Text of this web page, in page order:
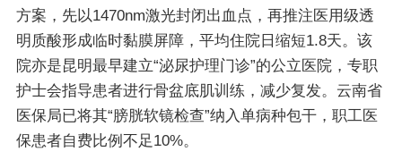
方案，先以1470nm激光封闭出血点，再推注医用级透
明质酸形成临时黏膜屏障，平均住院日缩短1.8天。该
院亦是昆明最早建立“泌尿护理门诊”的公立医院，专职
护士会指导患者进行骨盆底肌训练，减少复发。云南省
医保局已将其“膀胱软镜检查”纳入单病种包干，职工医
保患者自费比例不足10%。